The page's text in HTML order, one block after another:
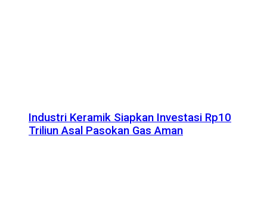
Industri Keramik Siapkan Investasi Rp10
Triliun Asal Pasokan Gas Aman